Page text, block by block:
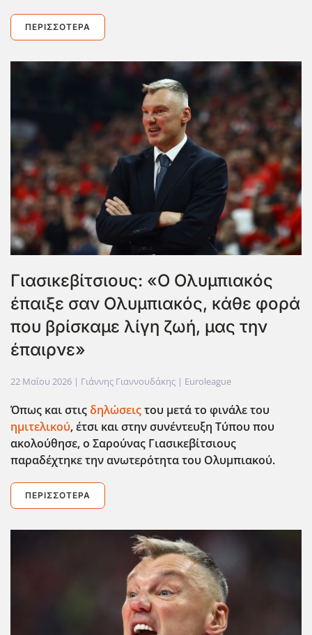
ΠΕΡΙΣΣΌΤΕΡΑ
Γιασικεβίτσιους: «Ο Ολυμπιακός
έπαιξε σαν Ολυμπιακός, κάθε φορά
που βρίσκαμε λίγη ζωή, μας την
έπαιρνε»
22 Μαΐου 2026 | Γιάννης Γιαννουδάκης | Euroleague
Όπως και στιςδηλώσειςτου μετά το φινάλε του
ημιτελικού, έτσι και στην συνέντευξη Τύπου που
ακολούθησε, ο Σαρούνας Γιασικεβίτσιους
παραδέχτηκε την ανωτερότητα του Ολυμπιακού.
ΠΕΡΙΣΣΌΤΕΡΑ